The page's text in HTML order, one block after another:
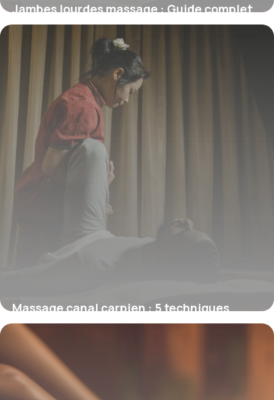
Jambes lourdes massage : Guide complet
2026
Massage canal carpien : 5 techniques
soulagement
12 mai 2026